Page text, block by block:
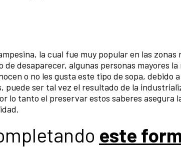
la cual fue muy popular en las zonas
desaparecer, algunas personas mayores
o no les gusta este tipo de sopa, debido
puede ser tal vez el resultado de la
lo tanto el preservar estos saberes asegura
este